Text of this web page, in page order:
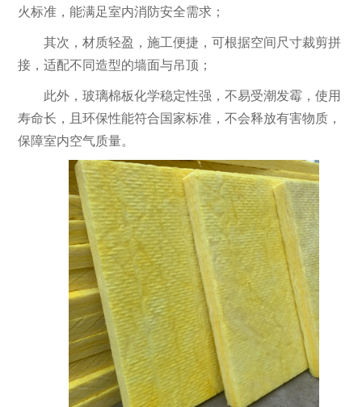
火标准，能满足室内消防安全需求；
其次，材质轻盈，施工便捷，可根据空间尺寸裁剪拼
接，适配不同造型的墙面与吊顶；
此外，玻璃棉板化学稳定性强，不易受潮发霉，使用
寿命长，且环保性能符合国家标准，不会释放有害物质，
保障室内空气质量。